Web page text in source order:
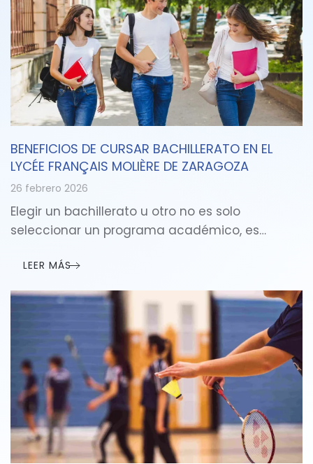
BENEFICIOS DE CURSAR BACHILLERATO EN EL
LYCÉE FRANÇAIS MOLIÈRE DE ZARAGOZA
26 febrero 2026
Elegir un bachillerato u otro no es solo
seleccionar un programa académico, es…
LEER MÁS